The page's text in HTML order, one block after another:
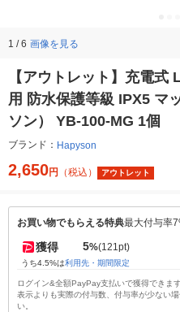
1 / 6 画像を見る
【アウトレット】充電式
用 防水保護等級 IPX5 マ
ソン） YB-100-MG 1個
ブランド： Hapyson
2,650円 （税込） アウトレット
お買い物でもらえる特典最大付与率
獲得 5%(121pt)
うち4.5%は利用先・期間限定
ログイン&全額PayPay支払いで獲得できま
表示よりも実際の付与数、付与率が少ない
い。